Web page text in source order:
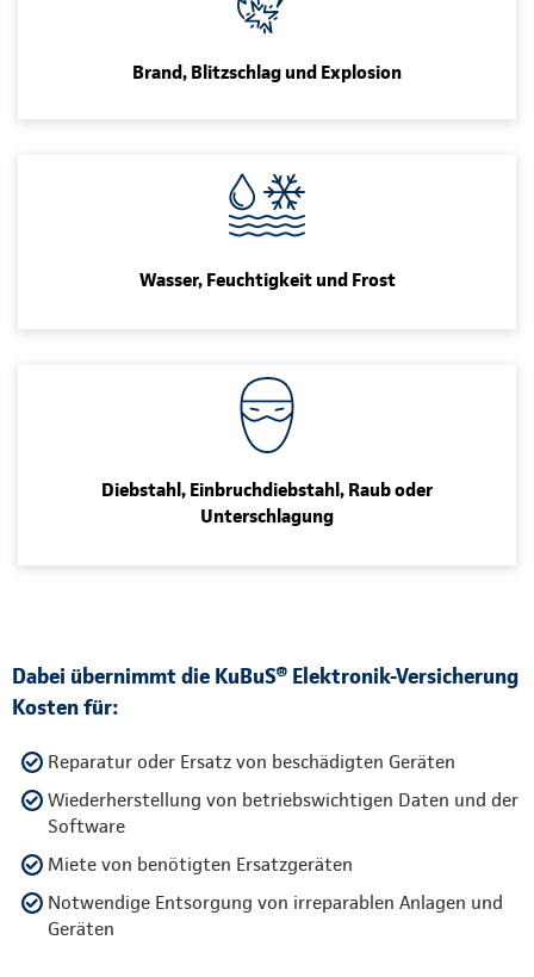
Brand, Blitzschlag und Explosion
Wasser, Feuchtigkeit und Frost
Diebstahl, Einbruchdiebstahl, Raub oder
Unterschlagung
Dabei übernimmt die KuBuS® Elektronik-Versicherung
Kosten für:
Reparatur oder Ersatz von beschädigten Geräten
Wiederherstellung von betriebswichtigen Daten und der
Software
Miete von benötigten Ersatzgeräten
Notwendige Entsorgung von irreparablen Anlagen und
Geräten